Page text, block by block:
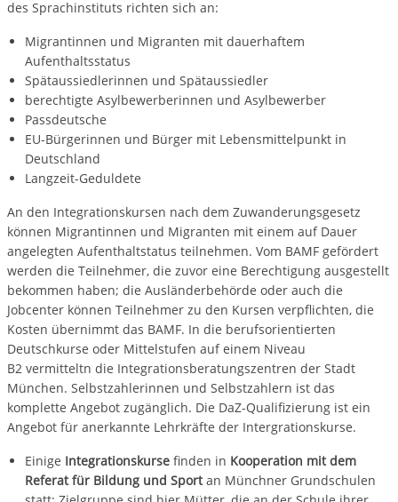
des Sprachinstituts richten sich an:
Migrantinnen und Migranten mit dauerhaftem
Aufenthaltsstatus
Spätaussiedlerinnen und Spätaussiedler
berechtigte Asylbewerberinnen und Asylbewerber
Passdeutsche
EU-Bürgerinnen und Bürger mit Lebensmittelpunkt in
Deutschland
Langzeit-Geduldete
An den Integrationskursen nach dem Zuwanderungsgesetz
können Migrantinnen und Migranten mit einem auf Dauer
angelegten Aufenthaltstatus teilnehmen. Vom BAMF gefördert
werden die Teilnehmer, die zuvor eine Berechtigung ausgestellt
bekommen haben; die Ausländerbehörde oder auch die
Jobcenter können Teilnehmer zu den Kursen verpflichten, die
Kosten übernimmt das BAMF. In die berufsorientierten
Deutschkurse oder Mittelstufen auf einem Niveau
B2 vermitteltn die Integrationsberatungszentren der Stadt
München. Selbstzahlerinnen und Selbstzahlern ist das
komplette Angebot zugänglich. Die DaZ-Qualifizierung ist ein
Angebot für anerkannte Lehrkräfte der Intergrationskurse.
Einige Integrationskursefinden in Kooperation mit dem
Referat für Bildung und Sportan Münchner Grundschulen